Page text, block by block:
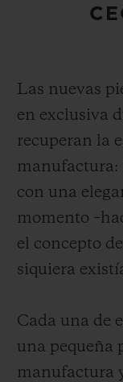
Las nuevas
en exclusiva
recuperan la
manufactura:
con una
momento
el concepto
siquiera
Cada una de
una pequeña
manufactura